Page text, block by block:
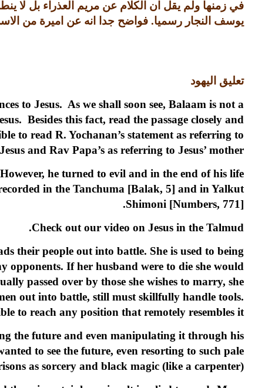
في زمنها ولم يقل ان الكلام عن مريم العذراء بل لا
يوسف النجار رسميا. فواضح جدا انه عن اميرة من
تعليق اليهود
to Jesus. As we shall soon see, Balaam is not a
Besides this fact, read the passage closely and
to read R. Yochanan’s statement as referring to
Jesus and Rav Papa’s as referring to Jesus’ mother.
he turned to evil and in the end of his life
in the Tanchuma [Balak, 5] and in Yalkut
Shimoni [Numbers, 771].
Check out our video on Jesus in the Talmud.
their people out into battle. She is used to being
opponents. If her husband were to die she would
passed over by those she wishes to marry, she
out into battle, still must skillfully handle tools.
to reach any position that remotely resembles it.
the future and even manipulating it through his
to see the future, even resorting to such pale
as sorcery and black magic (like a carpenter).